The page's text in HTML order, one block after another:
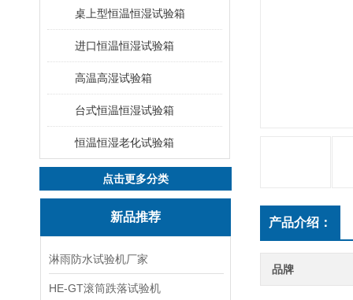
桌上型恒温恒湿试验箱
进口恒温恒湿试验箱
高温高湿试验箱
台式恒温恒湿试验箱
恒温恒湿老化试验箱
点击更多分类
新品推荐
淋雨防水试验机厂家
HE-GT滚筒跌落试验机
产品介绍：
品牌